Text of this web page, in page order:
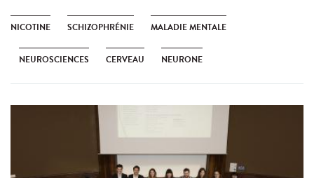
NICOTINE SCHIZOPHRÉNIE MALADIE MENTALE
NEUROSCIENCES CERVEAU NEURONE